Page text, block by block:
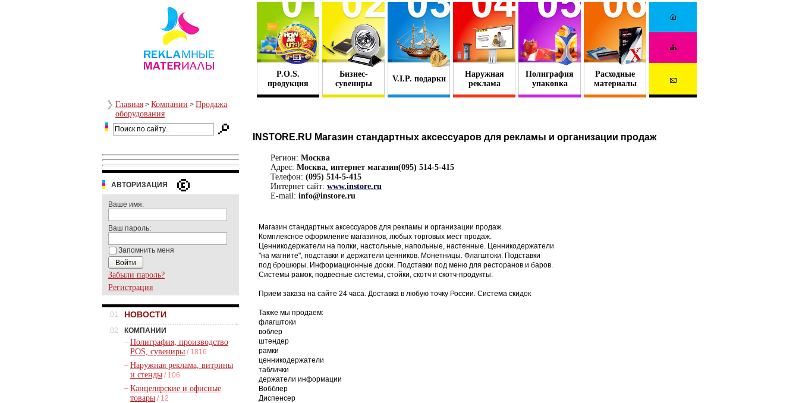
P.O.S.
продукция
Бизнес-
сувениры
V.I.P. подарки
Наружная
реклама
Полиграфия
упаковка
Расходные
материалы
Главная > Компании > Продажа
оборудования
АВТОРИЗАЦИЯ
Ваше имя:
Ваш пароль:
Запомнить меня
Забыли пароль?
Регистрация
.01 НОВОСТИ
.02
КОМПАНИИ
– Полиграфия, производство
POS, сувениры / 1816
– Наружная реклама, витрины
и стенды / 106
– Канцелярские и офисные
товары / 12
INSTORE.RU Магазин стандартных аксессуаров для рекламы и организации продаж
Регион: Москва
Адрес: Москва, интернет магазин(095) 514-5-415
Телефон: (095) 514-5-415
Интернет сайт: www.instore.ru
E-mail: info@instore.ru
Магазин стандартных аксессуаров для рекламы и организации продаж.
Комплексное оформление магазинов, любых торговых мест продаж.
Ценникодержатели на полки, настольные, напольные, настенные. Ценникодержатели
"на магните", подставки и держатели ценников. Монетницы. Флагштоки. Подставки
под брошюры. Информационные доски. Подставки под меню для ресторанов и баров.
Системы рамок, подвесные системы, стойки, скотч и скотч-продукты.
Прием заказа на сайте 24 часа. Доставка в любую точку России. Система скидок
Также мы продаем:
флагштоки
воблер
штендер
рамки
ценникодержатели
таблички
держатели информации
Вобблер
Диспенсер